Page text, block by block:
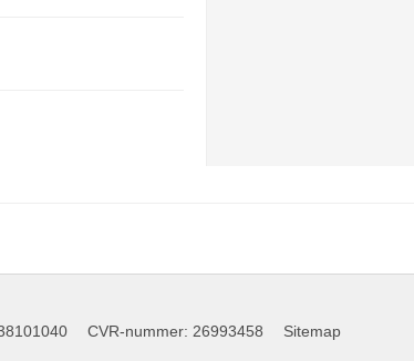
CVR-nummer: 26993458
Sitemap